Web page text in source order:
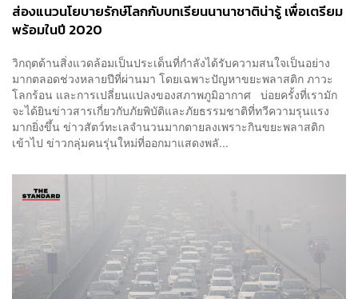
ส่องแนวนโยบายรักษ์โลกกับบทเรียนนานาชาติน่ารู้ เพื่อเตรียม
พร้อมในปี 2020
วิกฤตด้านสิ่งแวดล้อมเป็นประเด็นที่กำลังได้รับความสนใจเป็นอย่าง
มากตลอดช่วงหลายปีที่ผ่านมา โดยเฉพาะปัญหาขยะพลาสติก ภาวะ
โลกร้อน และการเปลี่ยนแปลงของสภาพภูมิอากาศ บ่อยครั้งที่เรามัก
จะได้ยินข่าวสารเกี่ยวกับภัยพิบัติและภัยธรรมชาติที่ทวีความรุนแรง
มากยิ่งขึ้น ข่าวสัตว์ทะเลจำนวนมากตายลงเพราะกินขยะพลาสติก
เข้าไป ข่าวกลุ่มคนรุ่นใหม่ที่ออกมาแสดงพลั...